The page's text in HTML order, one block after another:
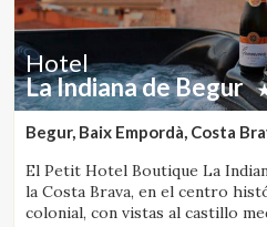
Hotel
La Indiana de Begur
Begur, Baix Empordà, Costa
El Petit Hotel Boutique La
la Costa Brava, en el centro
colonial, con vistas al castillo